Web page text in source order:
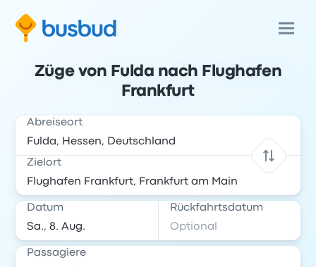
Züge von Fulda nach Flughafen
Frankfurt
Abreiseort
Zielort
Datum Rückfahrtsdatum
Passagiere